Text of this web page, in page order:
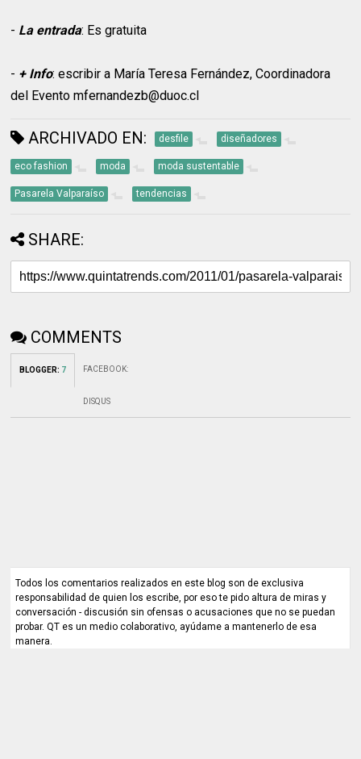
- La entrada: Es gratuita
- + Info: escribir a María Teresa Fernández, Coordinadora
del Evento mfernandezb@duoc.cl
ARCHIVADO EN: desfile diseñadores
eco fashion moda moda sustentable
Pasarela Valparaíso tendencias
SHARE:
COMMENTS
BLOGGER: 7 FACEBOOK:
DISQUS
Todos los comentarios realizados en este blog son de exclusiva
responsabilidad de quien los escribe, por eso te pido altura de miras y
conversación - discusión sin ofensas o acusaciones que no se puedan
probar. QT es un medio colaborativo, ayúdame a mantenerlo de esa
manera.